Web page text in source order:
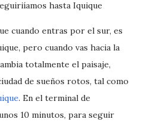
hasta Iquique
cuando entras por el sur, es
pero cuando vas hacia la
totalmente el paisaje,
de sueños rotos, tal como
. En el terminal de
10 minutos, para seguir